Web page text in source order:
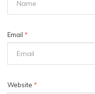
Email *
Website *